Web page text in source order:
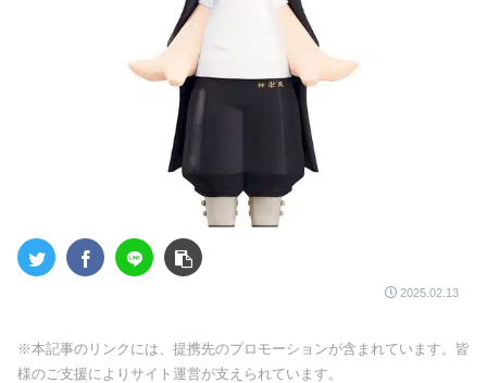
2025.02.13
※本記事のリンクには、提携先のプロモーションが含まれています。皆
様のご支援によりサイト運営が支えられています。